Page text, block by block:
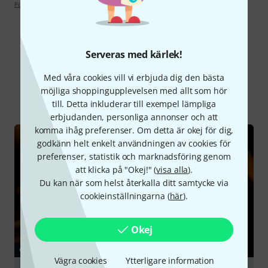
Serveras med kärlek!
Med våra cookies vill vi erbjuda dig den bästa
möjliga shoppingupplevelsen med allt som hör
till. Detta inkluderar till exempel lämpliga
erbjudanden, personliga annonser och att
komma ihåg preferenser. Om detta är okej för dig,
godkänn helt enkelt användningen av cookies för
preferenser, statistik och marknadsföring genom
att klicka på "Okej!" (visa alla).
Du kan när som helst återkalla ditt samtycke via
cookieinställningarna (här).
Okej
Vägra cookies Ytterligare information
Poängpolicy
Alla Onlineguide
GUIDE